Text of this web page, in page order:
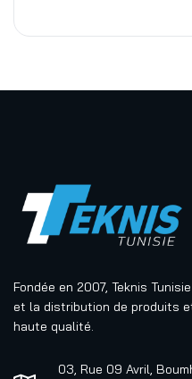
Fondée en 2007, Teknis
et la distribution de produits
haute qualité.
03, Rue 09 Avril,